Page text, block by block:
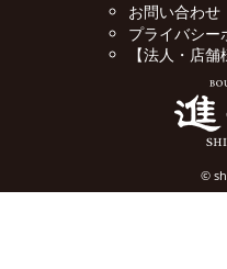
お問い合わせ
プライバシー
【法人・店
©